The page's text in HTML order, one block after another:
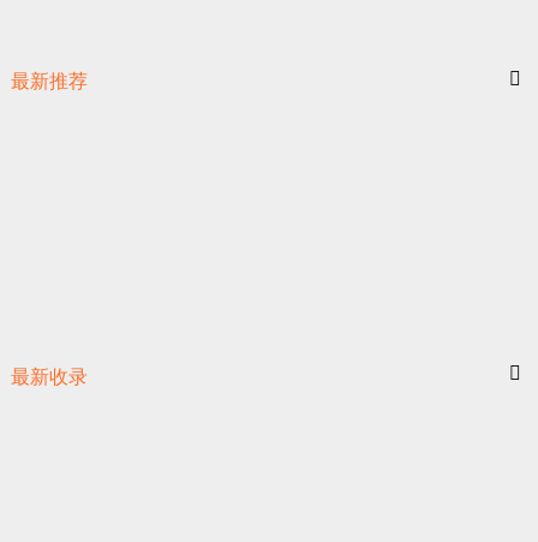
最新推荐
最新收录